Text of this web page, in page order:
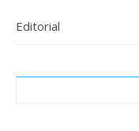
Editorial